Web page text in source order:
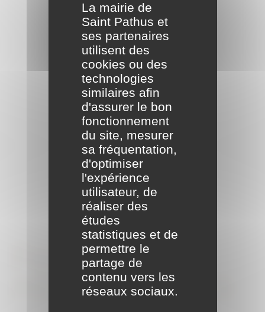
Formalités
administratives
La mairie de
Saint Pathus et
ses partenaires
utilisent des
cookies ou des
technologies
similaires afin
d'assurer le bon
fonctionnement
du site, mesurer
sa fréquentation,
d'optimiser
l'expérience
utilisateur, de
réaliser des
études
statistiques et de
permettre le
partage de
contenu vers les
réseaux sociaux.